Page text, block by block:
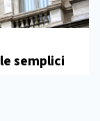
semplici